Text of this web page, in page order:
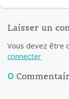
Laisser un
Vous devez être
connecter
0